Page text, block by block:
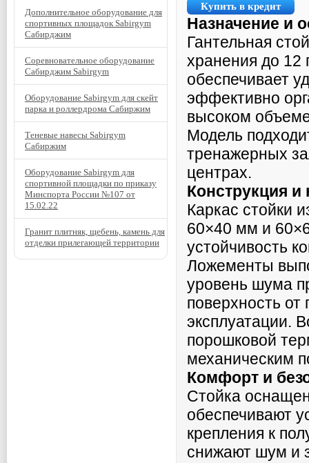
Купить в кредит
Назначение и
Гантельная
хранения до 12
обеспечивает
эффективно
высоком
Модель
тренажерных
центрах.
Конструкция и
Каркас стойки
60×40 мм и
устойчивость
Ложементы
уровень шума
поверхность
эксплуатации.
порошковой
механическим
Комфорт и
Стойка
обеспечивают
крепления к
снижают шум и
Дополнительное оборудование для
спортивных площадок Sabirgym
Сабирджим
Соревновательное оборудование
Сабирджим Sabirgym
Оборудование Sabirgym для скейт
парка и роллердрома Сабиржим
Теневые навесы Sabirgym
Сабиржим
Оборудование Sabirgym для
спортивной площадки по приказу
Минспорта России №107 от
15.02.22
Гранит плитняк, щебень, камень для
отделки прилегающей территории